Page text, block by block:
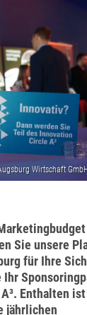
Sie unsere
für Ihre
Enthalten
jährlichen